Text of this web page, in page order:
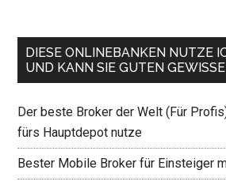
DIESE ONLINEBANKEN NUTZE
UND KANN SIE GUTEN
Der beste Broker der Welt (Für
fürs Hauptdepot nutze
Bester Mobile Broker für Einsteiger